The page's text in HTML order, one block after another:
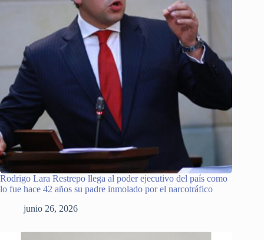
Rodrigo Lara Restrepo llega al poder ejecutivo del país como
lo fue hace 42 años su padre inmolado por el narcotráfico
junio 26, 2026